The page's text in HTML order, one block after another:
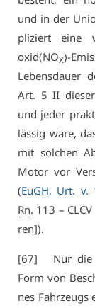
und in der
pli­ziert ei­ne
oxid(NOX)-
Le­bens­dau­er
Art. 5 II
und je­der
läs­sig wä­re,
mit sol­chen
Mo­tor vor
(EuGH, Urt. v.
Rn. 113 –
ren]).
[67] Nur die
Form von
nes